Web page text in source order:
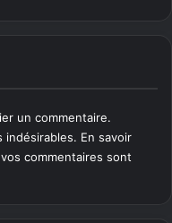
un commentaire.
indésirables. En savoir
commentaires sont